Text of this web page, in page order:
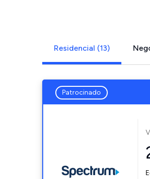
Residencial (13)
Patrocinado